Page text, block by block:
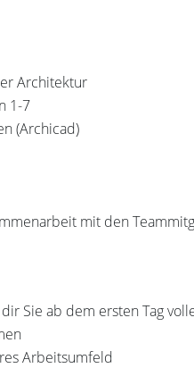
Architektur
1-7
(Archicad)
mit den
Sie ab dem ersten Tag
Arbeitsumfeld